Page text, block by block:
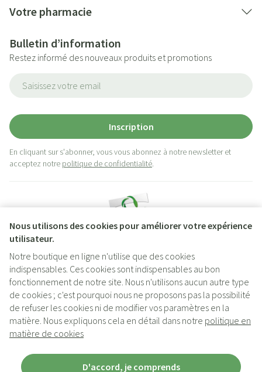
Nous utilisons des cookies pour améliorer votre expérience
utilisateur.
Notre boutique en ligne n'utilise que des cookies
indispensables. Ces cookies sont indispensables au bon
fonctionnement de notre site. Nous n'utilisons aucun autre type
de cookies ; c'est pourquoi nous ne proposons pas la possibilité
de refuser les cookies ni de modifier vos paramètres en la
matière. Nous expliquons cela en détail dans notre politique en
matière de cookies
D'accord, je comprends
Votre pharmacie
Bulletin d’information
Restez informé des nouveaux produits et promotions
Inscription
En cliquant sur s'abonner, vous vous abonnez à notre newsletter et
acceptez notre politique de confidentialité.
Liens légaux